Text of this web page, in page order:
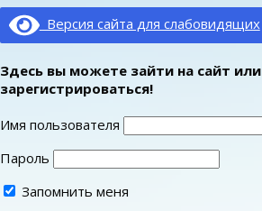
Версия сайта для слабовидящих
Здесь вы можете зайти на сайт или
зарегистрироваться!
Имя пользователя
Пароль
Запомнить меня